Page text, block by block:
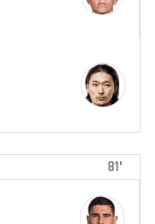
81'